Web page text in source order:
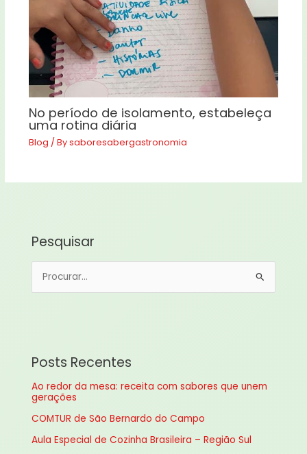
No período de isolamento, estabeleça
uma rotina diária
Blog / Bysaboresabergastronomia
Pesquisar
i
s
p
Posts Recentes
Ao redor da mesa: receita com sabores que unem
gerações
COMTUR de São Bernardo do Campo
Aula Especial de Cozinha Brasileira – Região Sul